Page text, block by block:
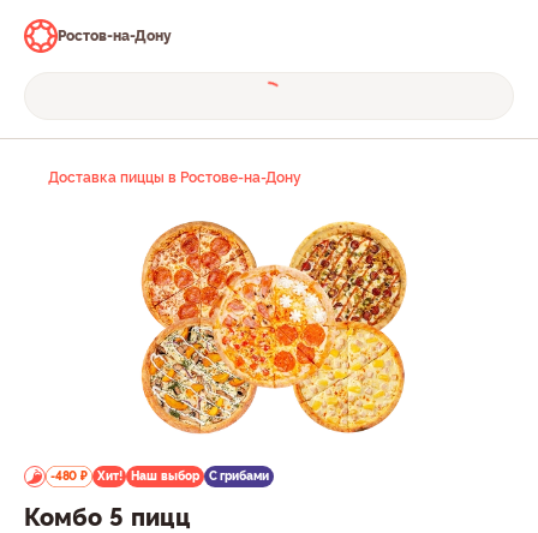
Ростов-на-Дону
Доставка пиццы в Ростове-на-Дону
-480 ₽ Хит! Наш выбор С грибами
Комбо 5 пицц